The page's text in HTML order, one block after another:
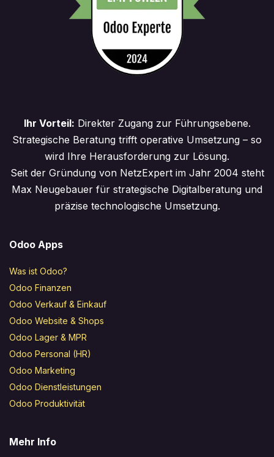
Ihr Vorteil: Direkter Zugang zur Führungsebene.
Strategische Beratung trifft operative Umsetzung – so
wird Ihre Herausforderung zur Lösung.
Seit der Gründung von NetzExpert im Jahr 2004 steht
Max Neugebauer für strategische Digitalberatung und
präzise technologische Umsetzung.
Odoo Apps
Was ist Odoo?
Odoo Finanzen
Odoo Verkauf & Einkauf
Odoo Website & Shops
Odoo Lager & MPR
Odoo Personal (HR)
Odoo Marketing
Odoo Dienstleistungen
Odoo Produktivität
Mehr Info